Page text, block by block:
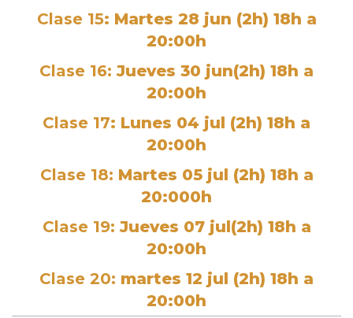
Clase 15: Martes 28 jun (2h) 18h a
20:00h
Clase 16:Jueves 30 jun(2h) 18h a
20:00h
Clase 17: Lunes 04 jul (2h) 18h a
20:00h
Clase 18: Martes 05 jul (2h) 18h a
20:000h
Clase 19: Jueves 07 jul(2h) 18h a
20:00h
Clase 20: martes 12 jul (2h) 18h a
20:00h